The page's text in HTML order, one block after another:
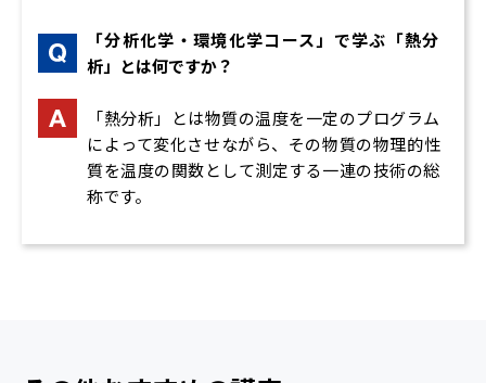
6. ゼロから学ぶ化学プロセス
1.化学工学基礎Ⅰ 流動混合分離
物質の流動
蒸留と抽出
分離方法①
分離方法②
2.化学工学基礎Ⅱ 反応攪拌混合
ム、ソフトウェア部品、ファイルシステム
なるほど！システム開発
開発管理、開発ツール、開発工程、オブジェクト指
向開発
なるほど！ネットワークとマルチメディア
ネットワークの基礎、インターネット、マルチメデ
ィア、セキュリティ
4. なるほど！化学
「分析化学・環境化学コース」で学ぶ「熱分
析」とは何ですか？
「熱分析」とは物質の温度を一定のプログラム
によって変化させながら、その物質の物理的性
質を温度の関数として測定する一連の技術の総
称です。